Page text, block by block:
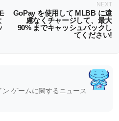
NEXT
GoPay を使用して MLBB に遠
慮なくチャージして、最大
90% までキャッシュバックし
てください!
ゲームに関するニュース